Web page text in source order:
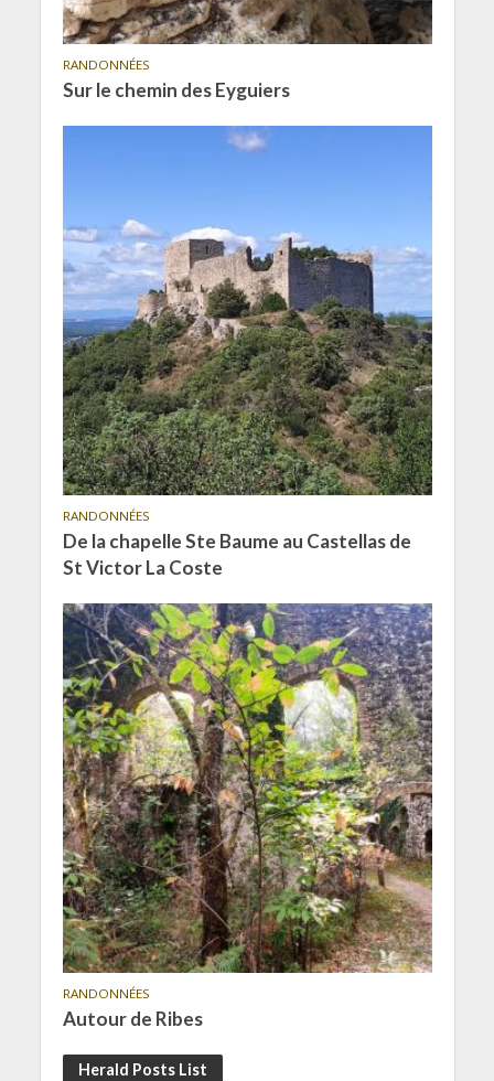
RANDONNÉES
Sur le chemin des Eyguiers
RANDONNÉES
De la chapelle Ste Baume au Castellas de
St Victor La Coste
RANDONNÉES
Autour de Ribes
Herald Posts List